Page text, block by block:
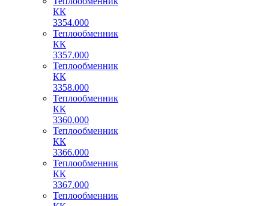
КК
3354.000
Теплообменник
КК
3357.000
Теплообменник
КК
3358.000
Теплообменник
КК
3360.000
Теплообменник
КК
3366.000
Теплообменник
КК
3367.000
Теплообменник